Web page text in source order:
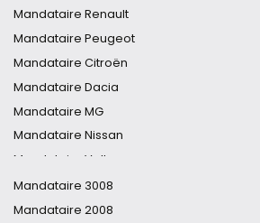
Mandataire Renault
Mandataire Peugeot
Mandataire Citroën
Mandataire Dacia
Mandataire MG
Mandataire Nissan
Mandataire Volkswagen
Mandataire Toyota
Mandataire DS
Mandataire 3008
Mandataire 2008